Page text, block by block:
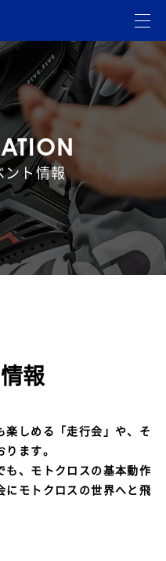
ント情報
報
しめる「走行会」や、そ
ます。
も、モトクロスの基本動作
にモトクロスの世界へと飛